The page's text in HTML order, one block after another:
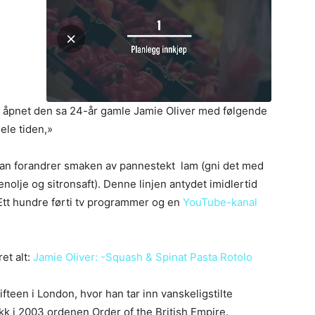
den sa 24-år gamle Jamie Oliver med følgende
tiden,»
forandrer smaken av pannestekt lam (gni det med
og sitronsaft). Denne linjen antydet imidlertid
hundre førti tv programmer og en YouTube-kanal
alt: Jamie Oliver: -Squash & Spinat Pasta Rotolo
i London, hvor han tar inn vanskeligstilte
i 2003 ordenen Order of the British Empire.